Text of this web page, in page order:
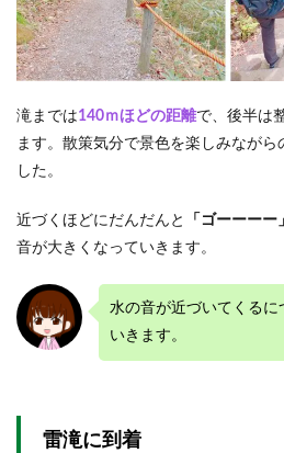
滝までは140ｍほどの距離で、後半は
ます。散策気分で景色を楽しみながら
した。
近づくほどにだんだんと 「ゴーーーー
音が大きくなっていきます。
水の音が近づいてくる
いきます。
雷滝に到着